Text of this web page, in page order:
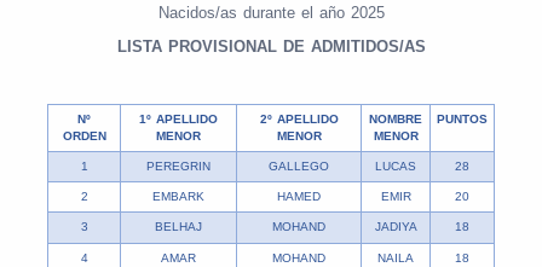
Nacidos/as durante el año 2025
LISTA PROVISIONAL DE ADMITIDOS/AS
Nº
ORDEN
1º APELLIDO
MENOR
2º APELLIDO
MENOR
NOMBRE
MENOR
PUNTOS
1 PEREGRIN GALLEGO LUCAS 28
2 EMBARK HAMED EMIR 20
3 BELHAJ MOHAND JADIYA 18
4 AMAR MOHAND NAILA 18